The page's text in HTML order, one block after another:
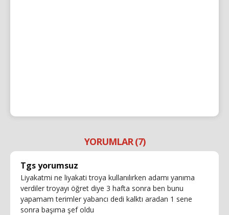
YORUMLAR (7)
Tgs yorumsuz
Liyakatmi ne liyakati troya kullanılırken adamı yanıma
verdiler troyayı öğret diye 3 hafta sonra ben bunu
yapamam terimler yabancı dedi kalktı aradan 1 sene
sonra başıma şef oldu